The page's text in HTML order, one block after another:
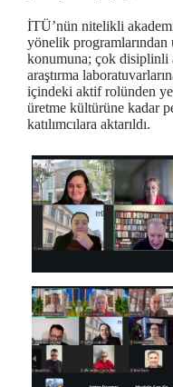
İTÜ’nün nitelikli
yönelik programlarından
konumuna; çok disiplinli
araştırma
içindeki aktif rolünden
üretme kültürüne kadar
katılımcılara aktarıldı.